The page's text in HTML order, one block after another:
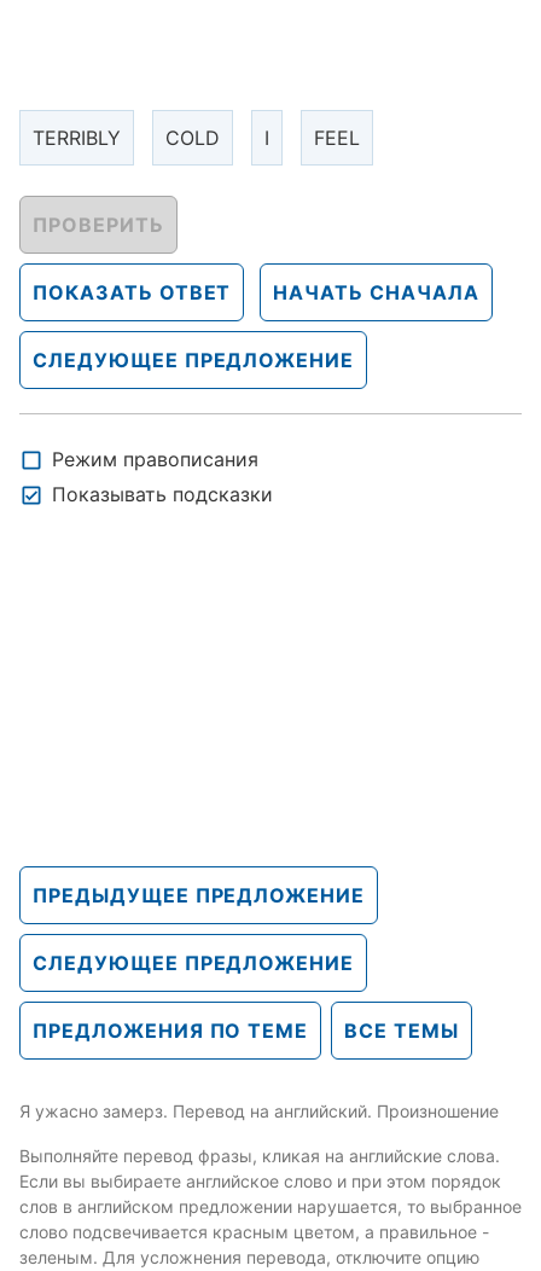
TERRIBLY COLD I FEEL
ПРОВЕРИТЬ
ПОКАЗАТЬ ОТВЕТ НАЧАТЬ СНАЧАЛА
СЛЕДУЮЩЕЕ ПРЕДЛОЖЕНИЕ
Режим правописания
Показывать подсказки
ПРЕДЫДУЩЕЕ ПРЕДЛОЖЕНИЕ
СЛЕДУЮЩЕЕ ПРЕДЛОЖЕНИЕ
ПРЕДЛОЖЕНИЯ ПО ТЕМЕ ВСЕ ТЕМЫ
Я ужасно замерз. Перевод на английский. Произношение
Выполняйте перевод фразы, кликая на английские слова.
Если вы выбираете английское слово и при этом порядок
слов в английском предложении нарушается, то выбранное
слово подсвечивается красным цветом, а правильное -
зеленым. Для усложнения перевода, отключите опцию